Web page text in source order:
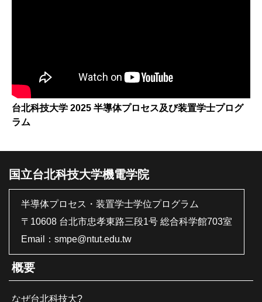
台北科技大学 2025 半導体プロセス及び装置学士プログ
ラム
国立台北科技大学機電学院
半導体プロセス・装置学士学位プログラム
〒10608 台北市忠孝東路三段1号 総合科学館703室
Email： smpe@ntut.edu.tw
概要
なぜ台北科技大?